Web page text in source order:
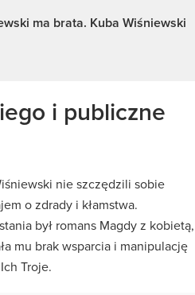
ma brata. Kuba Wiśniewski
i publiczne
nie szczędzili sobie
o zdrady i kłamstwa.
był romans Magdy z kobietą,
mu brak wsparcia i manipulację
Troje.